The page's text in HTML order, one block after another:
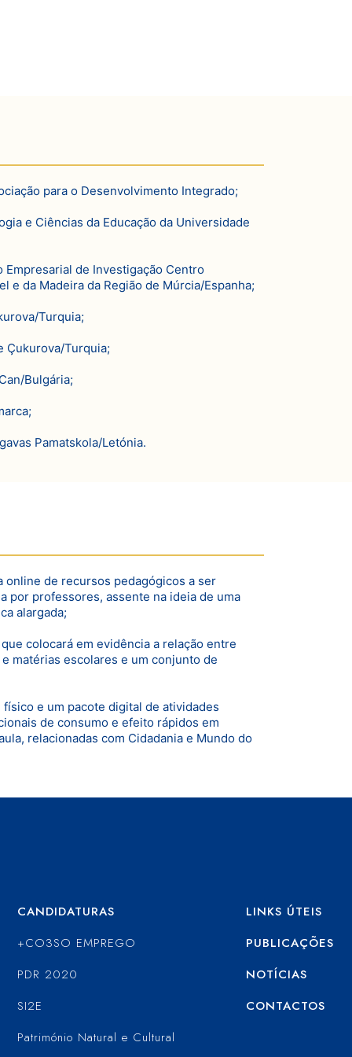
para o Desenvolvimento Integrado;
e Ciências da Educação da Universidade
Empresarial de Investigação Centro
e da Madeira da Região de Múrcia/Espanha;
Turquia;
Çukurova/Turquia;
Bulgária;
Pamatskola/Letónia.
online de recursos pedagógicos a ser
por professores, assente na ideia de uma
alargada;
colocará em evidência a relação entre
matérias escolares e um conjunto de
e um pacote digital de atividades
de consumo e efeito rápidos em
relacionadas com Cidadania e Mundo do
CANDIDATURAS
+CO3SO EMPREGO
PDR 2020
SI2E
Património Natural e Cultural
LINKS ÚTEIS
PUBLICAÇÕES
NOTÍCIAS
CONTACTOS